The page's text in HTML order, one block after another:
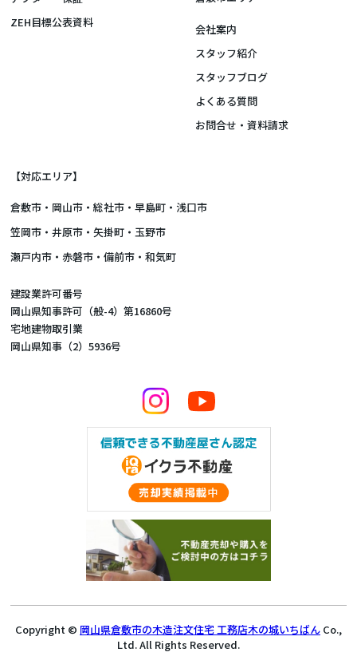
ZEH目標公表資料
会社案内
スタッフ紹介
スタッフブログ
よくある質問
お問合せ・資料請求
【対応エリア】
倉敷市 ・ 岡山市 ・総社市・早島町・浅口市
笠岡市・井原市・矢掛町・玉野市
瀬戸内市・赤磐市・備前市・和気町
建設業許可番号
岡山県知事許可（般-4）第16860号
宅地建物取引業
岡山県知事（2）5936号
Copyright © 岡山県倉敷市の木造注文住宅 工務店木の城いちばん Co.,
Ltd. All Rights Reserved.